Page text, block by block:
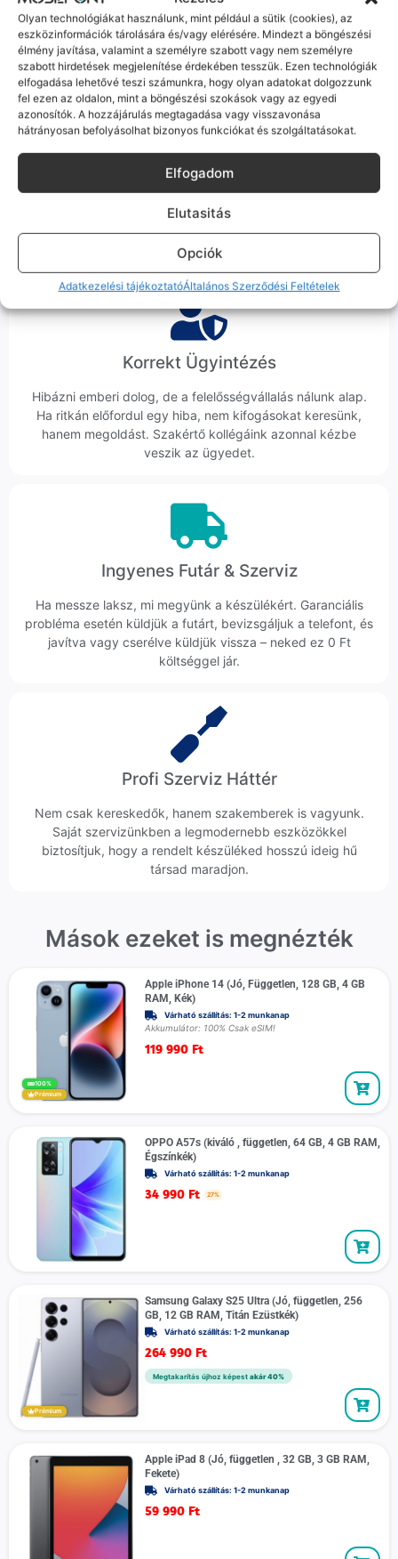
Olyan technológiákat használunk, mint például a sütik (cookies), az
eszközinformációk tárolására és/vagy elérésére. Mindezt a böngészési
élmény javítása, valamint a személyre szabott vagy nem személyre
szabott hirdetések megjelenítése érdekében tesszük. Ezen technológiák
elfogadása lehetővé teszi számunkra, hogy olyan adatokat dolgozzunk
fel ezen az oldalon, mint a böngészési szokások vagy az egyedi
azonosítók. A hozzájárulás megtagadása vagy visszavonása
hátrányosan befolyásolhat bizonyos funkciókat és szolgáltatásokat.
Elfogadom
Elutasitás
Opciók
Adatkezelési tájékoztatóÁltalános Szerződési Feltételek
S-széria) a gyárinál rosszabb minőségű az alkatrész, azt a
termékleírásban külön jelezzük neked.
100% Elérhetőség
Sok éve a szegedi piac meghatározó szereplői vagyunk.
Nem egy arctalan webshop vagyunk: ha kérdésed van, élő
minket Szegeden.
Korrekt Ügyintézés
Hibázni emberi dolog, de a felelősségvállalás nálunk alap.
Ha ritkán előfordul egy hiba, nem kifogásokat keresünk,
hanem megoldást. Szakértő kollégáink azonnal kézbe
veszik az ügyedet.
Ingyenes Futár & Szerviz
Ha messze laksz, mi megyünk a készülékért. Garanciális
probléma esetén küldjük a futárt, bevizsgáljuk a telefont, és
javítva vagy cserélve küldjük vissza – neked ez 0 Ft
költséggel jár.
Profi Szerviz Háttér
Nem csak kereskedők, hanem szakemberek is vagyunk.
Saját szervizünkben a legmodernebb eszközökkel
biztosítjuk, hogy a rendelt készüléked hosszú ideig hű
társad maradjon.
Mások ezeket is megnézték
100%
Prémium
Apple iPhone 14 (Jó, Független, 128 GB, 4 GB
RAM, Kék)
Várható szállítás: 1-2 munkanap
Akkumulátor: 100% Csak eSIM!
119 990 Ft
OPPO A57s (kiváló , független, 64 GB, 4 GB RAM,
Égszínkék)
Várható szállítás: 1-2 munkanap
34 990 Ft 27%
Prémium
Samsung Galaxy S25 Ultra (Jó, független, 256
GB, 12 GB RAM, Titán Ezüstkék)
Várható szállítás: 1-2 munkanap
264 990 Ft
Megtakarítás újhoz képest akár 40%
Apple iPad 8 (Jó, független , 32 GB, 3 GB RAM,
Fekete)
Várható szállítás: 1-2 munkanap
59 990 Ft